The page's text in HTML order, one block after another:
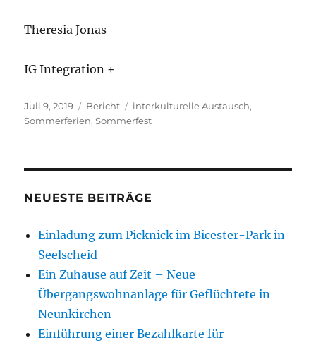
Theresia Jonas
IG Integration +
Veröffentlicht
am
Juli 9, 2019 Kategorien
Bericht Schlagwörter
interkulturelle Austausch,
Sommerferien,Sommerfest
NEUESTE BEITRÄGE
Einladung zum Picknick im Bicester-Park in
Seelscheid
Ein Zuhause auf Zeit – Neue
Übergangswohnanlage für Geflüchtete in
Neunkirchen
Einführung einer Bezahlkarte für